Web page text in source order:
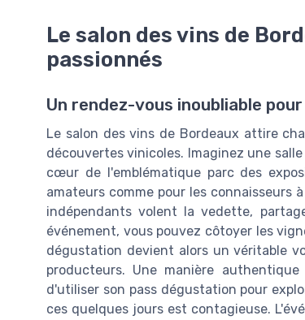
Le salon des vins de
passionnés
Un rendez-vous inoubliable
Le salon des vins de Bordeaux attire
découvertes vinicoles. Imaginez une
cœur de l'emblématique parc des
amateurs comme pour les connaisseurs
indépendants volent la vedette,
événement, vous pouvez côtoyer les
dégustation devient alors un véritable
producteurs. Une manière
d'utiliser son pass dégustation pour
ces quelques jours est contagieuse.